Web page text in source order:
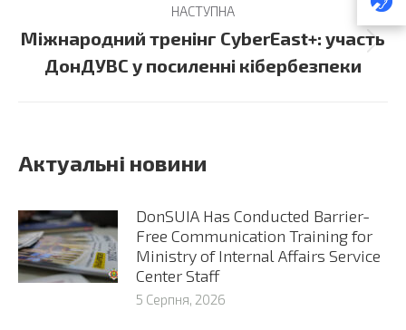
НАСТУПНА
Next
post:
Міжнародний тренінг CyberEast+: участь
ДонДУВС у посиленні кібербезпеки
Актуальні новини
DonSUIA Has Conducted Barrier-
Free Communication Training for
Ministry of Internal Affairs Service
Center Staff
5 Серпня, 2026